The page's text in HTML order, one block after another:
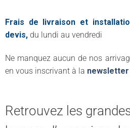
Frais de livraison et
devis, du lundi au vendredi
Ne manquez aucun de nos
en vous inscrivant à la newsletter
Retrouvez les